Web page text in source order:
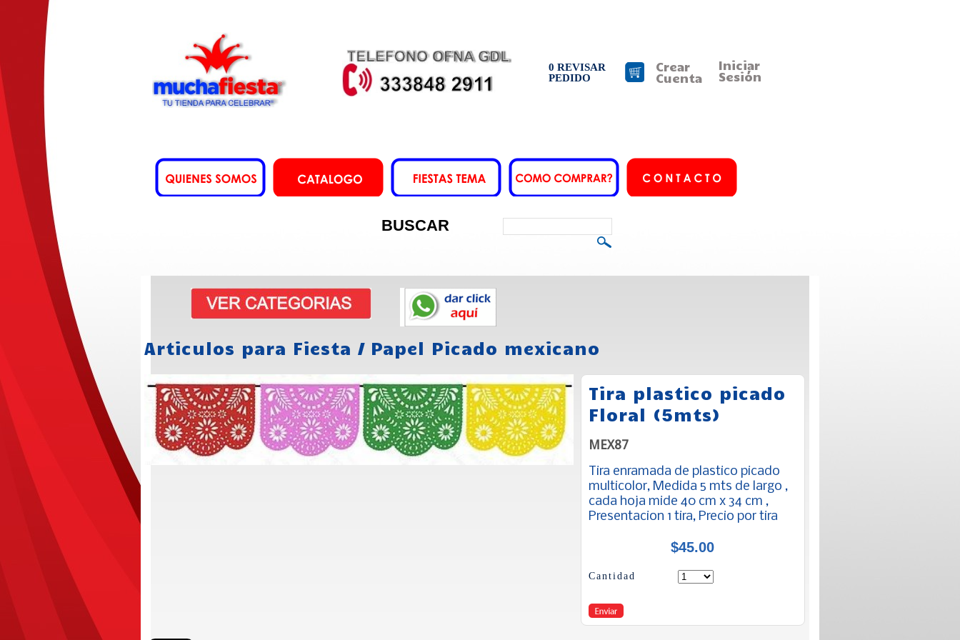
0 REVISAR
PEDIDO
Iniciar
Sesión
Crear
Cuenta
BUSCAR
Articulos para Fiesta / Papel Picado mexicano
Tira plastico picado
Floral (5mts)
MEX87
Tira enramada de plastico picado
multicolor, Medida 5 mts de largo ,
cada hoja mide 40 cm x 34 cm ,
Presentacion 1 tira, Precio por tira
$45.00
Cantidad